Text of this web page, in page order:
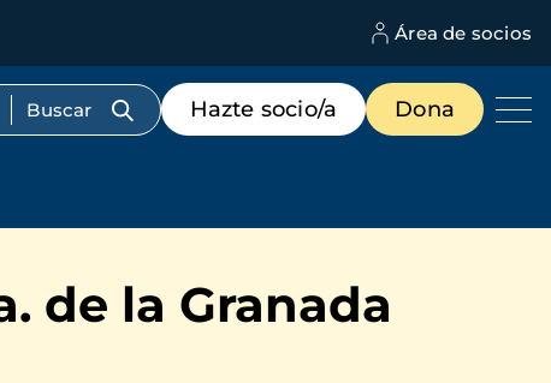
Área de socios
Menú
de
destacados
Hazte socio/a Dona
de la Granada